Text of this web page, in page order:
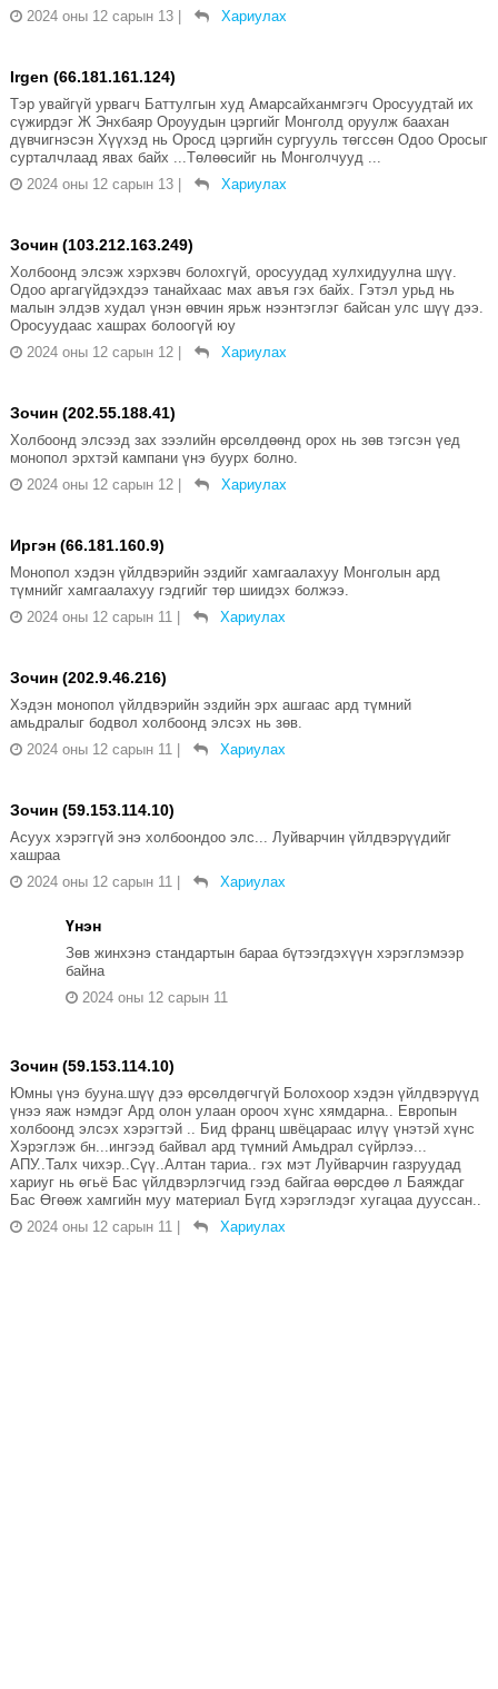
2024 оны 12 сарын 13
Хариулах
Irgen (66.181.161.124)
Тэр увайгүй урвагч Баттулгын худ Амарсайханмгэгч Оросуудтай их
сүжирдэг Ж Энхбаяр Ороуудын цэргийг Монголд оруулж баахан
дүвчигнэсэн Хүүхэд нь Оросд цэргийн сургууль төгссөн Одоо Оросыг
сурталчлаад явах байх ...Төлөөсийг нь Монголчууд ...
2024 оны 12 сарын 13
Хариулах
Зочин (103.212.163.249)
Холбоонд элсэж хэрхэвч болохгүй, оросуудад хулхидуулна шүү.
Одоо аргагүйдэхдээ танайхаас мах авъя гэх байх. Гэтэл урьд нь
малын элдэв худал үнэн өвчин ярьж нээнтэглэг байсан улс шүү дээ.
Оросуудаас хашрах болоогүй юу
2024 оны 12 сарын 12
Хариулах
Зочин (202.55.188.41)
Холбоонд элсээд зах зээлийн өрсөлдөөнд орох нь зөв тэгсэн үед
монопол эрхтэй кампани үнэ буурх болно.
2024 оны 12 сарын 12
Хариулах
Иргэн (66.181.160.9)
Монопол хэдэн үйлдвэрийн эздийг хамгаалахуу Монголын ард
түмнийг хамгаалахуу гэдгийг төр шиидэх болжээ.
2024 оны 12 сарын 11
Хариулах
Зочин (202.9.46.216)
Хэдэн монопол үйлдвэрийн эздийн эрх ашгаас ард түмний
амьдралыг бодвол холбоонд элсэх нь зөв.
2024 оны 12 сарын 11
Хариулах
Зочин (59.153.114.10)
Асуух хэрэггүй энэ холбоондоо элс... Луйварчин үйлдвэрүүдийг
хашраа
2024 оны 12 сарын 11
Хариулах
Үнэн
Зөв жинхэнэ стандартын бараа бүтээгдэхүүн хэрэглэмээр
байна
2024 оны 12 сарын 11
Зочин (59.153.114.10)
Юмны үнэ бууна.шүү дээ өрсөлдөгчгүй Болохоор хэдэн үйлдвэрүүд
үнээ яаж нэмдэг Ард олон улаан орооч хүнс хямдарна.. Европын
холбоонд элсэх хэрэгтэй .. Бид франц швёцараас илүү үнэтэй хүнс
Хэрэглэж бн...ингээд байвал ард түмний Амьдрал сүйрлээ...
АПУ..Талх чихэр..Сүү..Алтан тариа.. гэх мэт Луйварчин газруудад
хариуг нь өгьё Бас үйлдвэрлэгчид гээд байгаа өөрсдөө л Баяждаг
Бас Өгөөж хамгийн муу материал Бүгд хэрэглэдэг хугацаа дууссан..
2024 оны 12 сарын 11
Хариулах